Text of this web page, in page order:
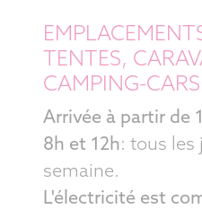
TENTES,
CAMPING-CARS
Arrivée à partir de
8h et 12h: tous les
semaine.
L'électricité est